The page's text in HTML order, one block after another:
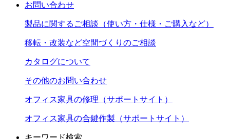
お問い合わせ
製品に関するご相談（使い方・仕様・ご購入など）
移転・改装など空間づくりのご相談
カタログについて
その他のお問い合わせ
オフィス家具の修理（サポートサイト）
オフィス家具の合鍵作製（サポートサイト）
キーワード検索